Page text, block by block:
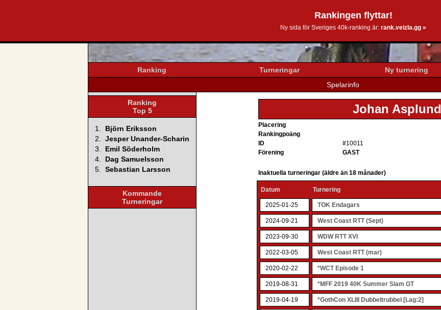
Rankingen flyttar!
Ny sida för Sveriges 40k-ranking är: rank.veizla.gg »
svenska40k.se
Ranking Turneringar Ny turnering
Spelarinfo
Ranking
Top 5
1.
Björn Eriksson
2. Jesper Unander-Scharin
3.
Emil Söderholm
4.
Dag Samuelsson
5. Sebastian Larsson
Kommande
Turneringar
Johan Asplund
Placering
Rankingpoäng
ID
#10011
Förening
GAST
Inaktuella turneringar (äldre än 18 månader)
Datum Turnering
2025-01-25 TOK Endagars
2024-09-21 West Coast RTT (Sept)
2023-09-30 WDW RTT XVI
2022-03-05 West Coast RTT (mar)
2020-02-22 *WCT Episode 1
2019-08-31 *MFF 2019 40K Summer Slam GT
2019-04-19 *GothCon XLIII Dubbeltrubbel [Lag:2]